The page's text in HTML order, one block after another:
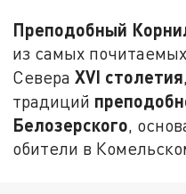
Преподобный
из самых
СевераXVI столетия
традиций
Белозерского,
обители в